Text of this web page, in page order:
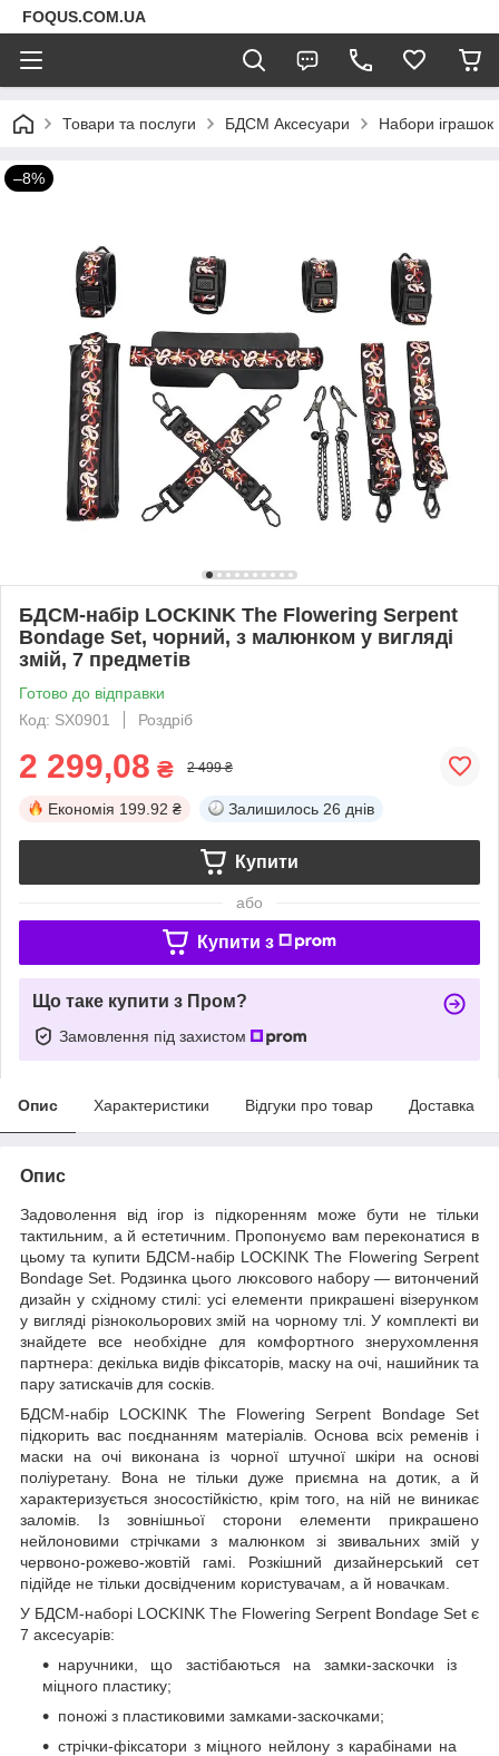
FOQUS.COM.UA
Товари та послуги БДСМ Аксесуари Набори іграшок
–8%
БДСМ-набір LOCKINK The Flowering Serpent
Bondage Set, чорний, з малюнком у вигляді
змій, 7 предметів
Готово до відправки
Код: SX0901
Роздріб
2 299,08 ₴ 2 499 ₴
Економія 199.92 ₴ Залишилось 26 днів
Купити
або
Купити з
Що таке купити з Пром?
Замовлення під захистом
Опис Характеристики Відгуки про товар Доставка
Опис
Задоволення від ігор із підкоренням може бути не тільки
тактильним, а й естетичним. Пропонуємо вам переконатися в
цьому та купити БДСМ-набір LOCKINK The Flowering Serpent
Bondage Set. Родзинка цього люксового набору — витончений
дизайн у східному стилі: усі елементи прикрашені візерунком
у вигляді різнокольорових змій на чорному тлі. У комплекті ви
знайдете все необхідне для комфортного знерухомлення
партнера: декілька видів фіксаторів, маску на очі, нашийник та
пару затискачів для сосків.
БДСМ-набір LOCKINK The Flowering Serpent Bondage Set
підкорить вас поєднанням матеріалів. Основа всіх ременів і
маски на очі виконана із чорної штучної шкіри на основі
поліуретану. Вона не тільки дуже приємна на дотик, а й
характеризується зносостійкістю, крім того, на ній не виникає
заломів. Із зовнішньої сторони елементи прикрашено
нейлоновими стрічками з малюнком зі звивальних змій у
червоно-рожево-жовтій гамі. Розкішний дизайнерський сет
підійде не тільки досвідченим користувачам, а й новачкам.
У БДСМ-наборі LOCKINK The Flowering Serpent Bondage Set є
7 аксесуарів:
наручники, що застібаються на замки-заскочки із
міцного пластику;
поножі з пластиковими замками-заскочками;
стрічки-фіксатори з міцного нейлону з карабінами на